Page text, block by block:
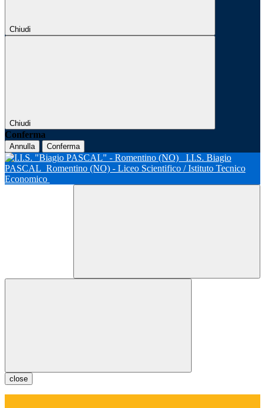
Chiudi
Chiudi
Conferma
Annulla Conferma
I.I.S. Biagio
PASCAL Romentino (NO) - Liceo Scientifico / Istituto Tecnico
Economico
close